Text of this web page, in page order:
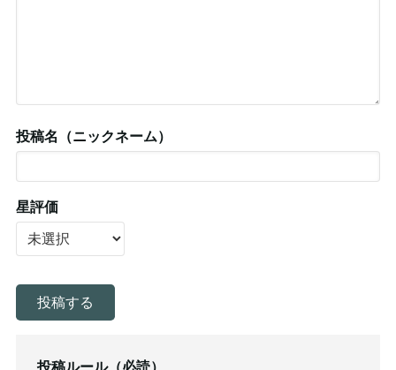
投稿名（ニックネーム）
星評価
投稿ルール（必読）